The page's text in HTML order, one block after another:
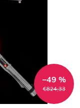
€824,33
–49 %